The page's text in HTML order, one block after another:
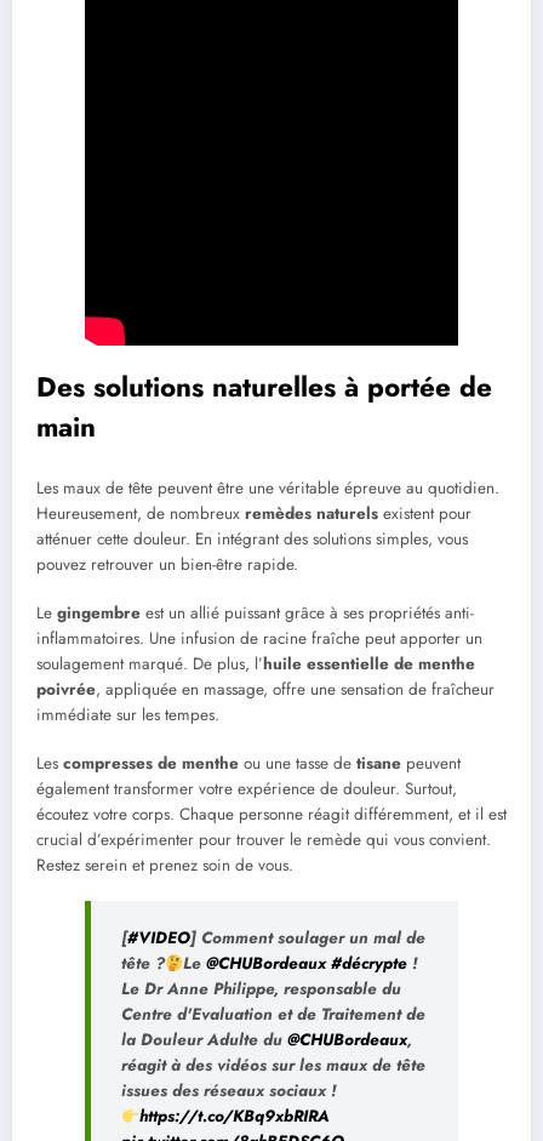
Des solutions naturelles à portée de
main
Les maux de tête peuvent être une véritable épreuve au quotidien.
Heureusement, de nombreux remèdes naturels existent pour
atténuer cette douleur. En intégrant des solutions simples, vous
pouvez retrouver un bien-être rapide.
Le gingembre est un allié puissant grâce à ses propriétés anti-
inflammatoires. Une infusion de racine fraîche peut apporter un
soulagement marqué. De plus, l’huile essentielle de menthe
poivrée, appliquée en massage, offre une sensation de fraîcheur
immédiate sur les tempes.
Les compresses de menthe ou une tasse de tisane peuvent
également transformer votre expérience de douleur. Surtout,
écoutez votre corps. Chaque personne réagit différemment, et il est
crucial d’expérimenter pour trouver le remède qui vous convient.
Restez serein et prenez soin de vous.
[#VIDEO] Comment soulager un mal de
tête ?
Le@CHUBordeaux #décrypte !
Le Dr Anne Philippe, responsable du
Centre d'Evaluation et de Traitement de
la Douleur Adulte du @CHUBordeaux,
réagit à des vidéos sur les maux de tête
issues des réseaux sociaux !
https://t.co/KBq9xbRIRA